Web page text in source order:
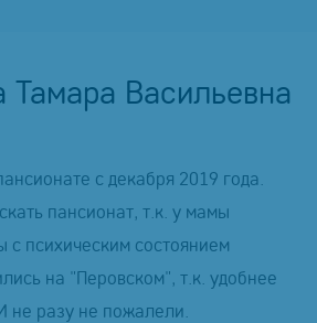
Васильевна
с декабря 2019 года.
пансионат, т.к. у мамы
с психическим состоянием
на "Перовском", т.к. удобнее
не разу не пожалели.